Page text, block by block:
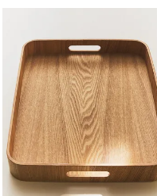
Image changée en 1 de 6